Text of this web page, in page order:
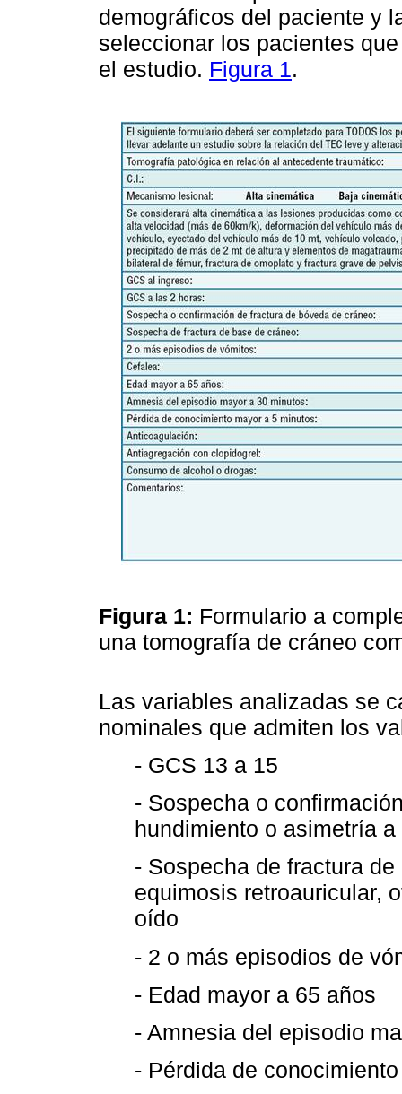
demográficos del paciente y
seleccionar los pacientes
el estudio. Figura 1.
Figura 1: Formulario a
una tomografía de cráneo
Las variables analizadas se
nominales que admiten los
- GCS 13 a 15
- Sospecha o
hundimiento o asimetría
- Sospecha de fractura
equimosis retroauricular,
oído
- 2 o más episodios de
- Edad mayor a 65 años
- Amnesia del episodio
- Pérdida de